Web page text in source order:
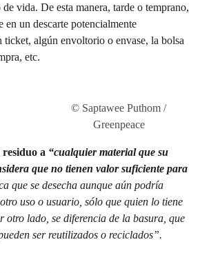
vida. De esta manera, tarde o temprano,
un descarte potencialmente
ticket, algún envoltorio o envase, la bolsa
etc.
© Saptawee Puthom /
Greenpeace
residuo a “cualquier material que su
que no tienen valor suficiente para
que se desecha aunque aún podría
uso o usuario, sólo que quien lo tiene
otro lado, se diferencia de la basura, que
ser reutilizados o reciclados”.